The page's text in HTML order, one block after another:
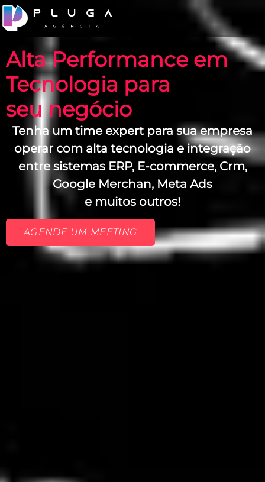
Alta Performance em
Tecnologia para
seu negócio
Tenha um time expert para sua empresa
operar com alta tecnologia e integração
entre sistemas ERP, E-commerce, Crm,
Google Merchan, Meta Ads
e muitos outros!
AGENDE UM MEETING